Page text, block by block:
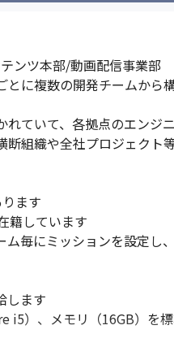
ンツ本部/動画配信事業部
とに複数の開発チームか
れていて、各拠点のエンジ
断組織や全社プロジェクト
ます
籍しています
ム毎にミッションを設定し
します
i5）、メモリ（16GB）